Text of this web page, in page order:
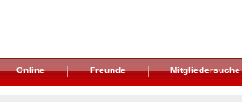
Online Freunde Mitgliedersuche